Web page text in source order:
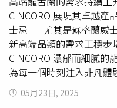
CINCORO 展現其卓越產
士忌——尤其是蘇格蘭威
新高端品類的需求正穩步
CINCORO 濃郁而細膩的
為每一個時刻注入非凡體
到關注，具鑑賞力的消
品牌，而這正是
05月23日, 2025